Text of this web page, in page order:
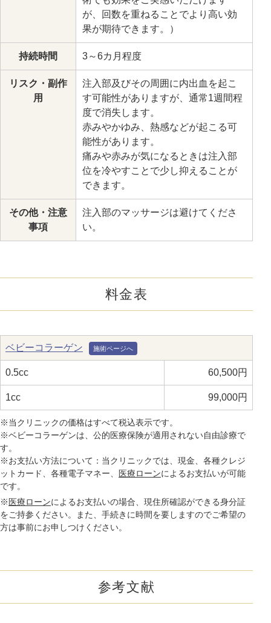
が、回数を重ねることでより高い効
果が期待できます。）
持続時間 3～6カ月程度
リスク・副作
用
注入部及びその周囲に内出血を起こ
す可能性がありますが、通常1週間程
度で消失します。
赤みやかゆみ、熱感などが起こる可
能性があります。
痛みや赤みが気になるときは注入部
位を冷やすことで少し抑えることが
できます。
その他・注意
事項
注入部のマッサージは避けてくださ
い。
料金表
ベビーコラーゲン
0.5cc 60,500円
1cc 99,000円
※当クリニックの価格はすべて税込表示です。
※ベビーコラーゲンは、公的医療保険が適用されない自由診療で
す。
※お支払い方法について：当クリニックでは、現金、各種クレジ
ットカード、各種電子マネー、
医療ローンによるお支払いが可能
です。
※ 医療ローンによるお支払いの場合、現住所確認ができる身分証
をご持参ください。また、手続きに時間を要しますのでご希望の
方は事前にお申しつけください。
参考文献